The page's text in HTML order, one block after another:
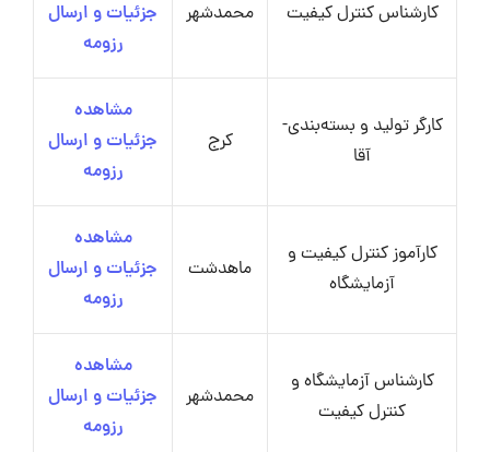
کارشناس کنترل کیفیت محمدشهر
جزئیات و ارسال
رزومه
کارگر تولید و بسته‌بندی-
آقا
کرج
مشاهده
جزئیات و ارسال
رزومه
کارآموز کنترل کیفیت و
آزمایشگاه
ماهدشت
مشاهده
جزئیات و ارسال
رزومه
کارشناس آزمایشگاه و
کنترل کیفیت
محمدشهر
مشاهده
جزئیات و ارسال
رزومه